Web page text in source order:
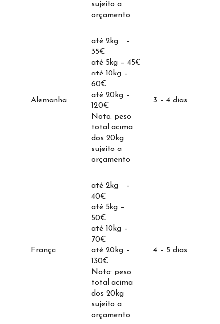
sujeito a
orçamento
Alemanha
até 2kg –
35€
até 5kg – 45€
até 10kg –
60€
até 20kg –
120€
Nota: peso
total acima
dos 20kg
sujeito a
orçamento
3 – 4 dias
França
até 2kg –
40€
até 5kg –
50€
até 10kg –
70€
até 20kg –
130€
Nota: peso
total acima
dos 20kg
sujeito a
orçamento
4 – 5 dias